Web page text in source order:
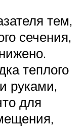
тем,
сечения,
теплого
руками,
для